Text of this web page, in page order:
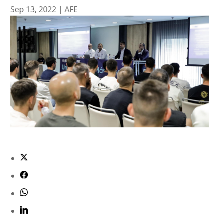
Sep 13, 2022| AFE